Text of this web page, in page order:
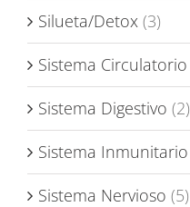
Silueta/Detox (3)
Sistema Circulatorio
Sistema Digestivo (2)
Sistema Inmunitario
Sistema Nervioso (5)